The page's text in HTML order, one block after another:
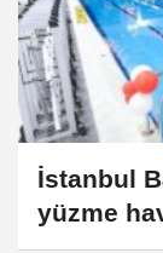
İstanbul
yüzme